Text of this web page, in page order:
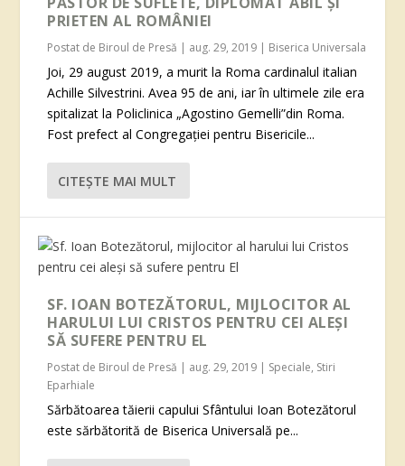
PRIETEN AL ROMÂNIEI
Postat de Biroul de Presă | aug. 29, 2019 | Biserica Universala
Joi, 29 august 2019, a murit la Roma cardinalul italian
Achille Silvestrini. Avea 95 de ani, iar în ultimele zile era
spitalizat la Policlinica „Agostino Gemelli”din Roma.
Fost prefect al Congregației pentru Bisericile...
CITEŞTE MAI MULT
SF. IOAN BOTEZĂTORUL, MIJLOCITOR AL
HARULUI LUI CRISTOS PENTRU CEI ALEȘI
SĂ SUFERE PENTRU EL
Postat de Biroul de Presă | aug. 29, 2019 | Speciale, Stiri
Eparhiale
Sărbătoarea tăierii capului Sfântului Ioan Botezătorul
este sărbătorită de Biserica Universală pe...